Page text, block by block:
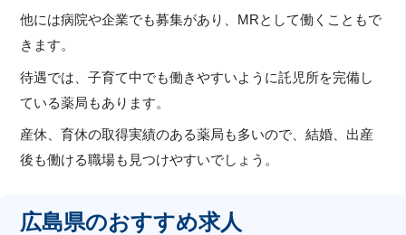
他には病院や企業でも募集があり、MRとして働くこともで
きます。
待遇では、子育て中でも働きやすいように託児所を完備し
ている薬局もあります。
産休、育休の取得実績のある薬局も多いので、結婚、出産
後も働ける職場も見つけやすいでしょう。
広島県のおすすめ求人